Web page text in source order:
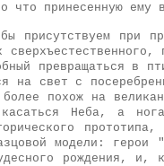
что принесенную ему
присутствуем при
превращаться в
на свет с
похож на
касаться Неба, а
модели:
рождения, и,